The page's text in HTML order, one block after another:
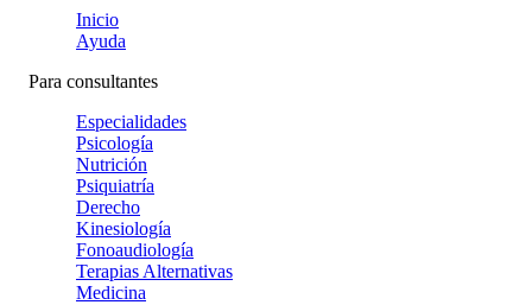
Inicio
Ayuda
Para consultantes
Especialidades
Psicología
Nutrición
Psiquiatría
Derecho
Kinesiología
Fonoaudiología
Terapias Alternativas
Medicina